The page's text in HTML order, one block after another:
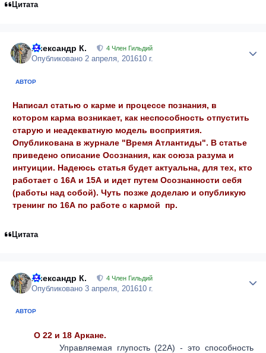
Цитата
Александр К. 4 Член Гильдий
Опубликовано2 апреля, 201610 г.
АВТОР
Написал статью о карме и процессе познания, в
котором карма возникает, как неспособность отпустить
старую и неадекватную модель восприятия.
Опубликована в журнале "Время Атлантиды". В статье
приведено описание Осознания, как союза разума и
интуиции. Надеюсь статья будет актуальна, для тех, кто
работает с 16А и 15А и идет путем Осознанности себя
(работы над собой). Чуть позже доделаю и опубликую
тренинг по 16А по работе с кармой пр.
Цитата
Александр К. 4 Член Гильдий
Опубликовано3 апреля, 201610 г.
АВТОР
О 22 и 18 Аркане.
Управляемая глупость (22А) - это способность